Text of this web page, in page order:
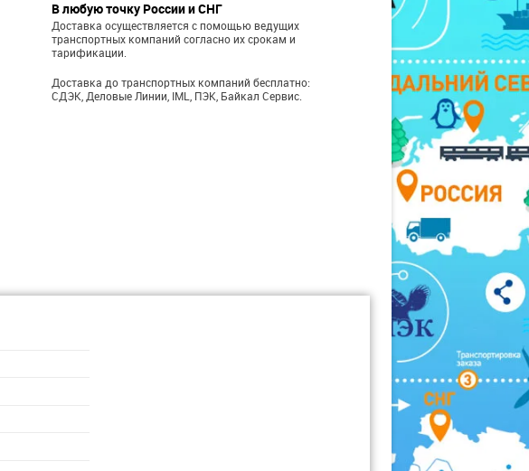
В любую точку России и СНГ
Доставка осуществляется с помощью ведущих
транспортных компаний согласно их срокам и
тарификации.
Доставка до транспортных компаний бесплатно:
СДЭК, Деловые Линии, IML, ПЭК, Байкал Сервис.